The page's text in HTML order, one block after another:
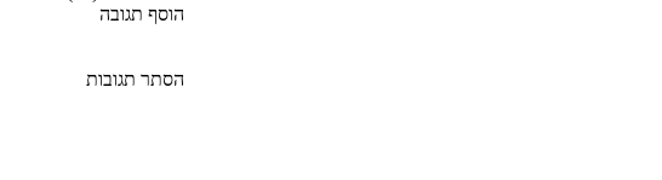
הוסף תגובה
הסתר תגובות